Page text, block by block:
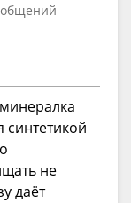
не
даёт